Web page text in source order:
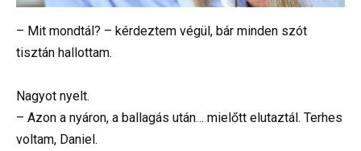
– Mit mondtál? – kérdeztem végül, bár minden szót
tisztán hallottam.
Nagyot nyelt.
– Azon a nyáron, a ballagás után… mielőtt elutaztál. Terhes
voltam, Daniel.